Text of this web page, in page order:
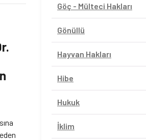
Göç - Mülteci Hakları
Gönüllü
Hayvan Hakları
Hibe
Hukuk
İklim